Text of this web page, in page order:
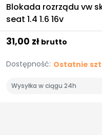
Blokada rozrządu vw
seat 1.4 1.6 16v
31,00 zł brutto
Dostępność: Ostatnie
Wysyłka w ciągu 24h